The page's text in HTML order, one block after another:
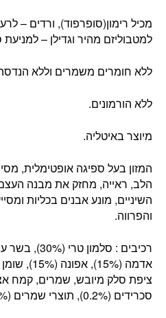
מכיל רימון(סופרפוד), ורדים –
למטבוליזם מהיר וגדילן – למניעת
ללא חומרים משמרים וללא
ללא הורמונים.
מיוצר באיטליה.
המזון בעל ספיגה אופטימלית,
הלב, ראייה, מחזק את מבנה
השיניים, מונע אבנים בכליות
והפרווה.
סכרידים (0.2%), תוצרי שמרים (0.2%), יוקה (0.03%).